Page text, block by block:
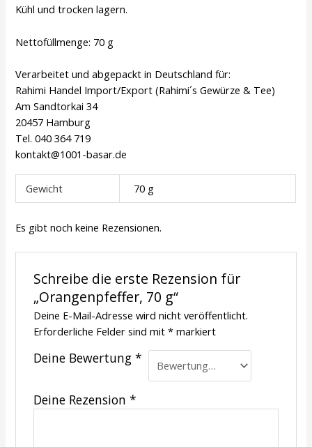
Kühl und trocken lagern.
Nettofüllmenge: 70 g
Verarbeitet und abgepackt in Deutschland für:
Rahimi Handel Import/Export (Rahimi´s Gewürze & Tee)
Am Sandtorkai 34
20457 Hamburg
Tel. 040 364 719
kontakt@1001-basar.de
Gewicht 70 g
Es gibt noch keine Rezensionen.
Schreibe die erste Rezension für
„Orangenpfeffer, 70 g“
Deine E-Mail-Adresse wird nicht veröffentlicht.
Erforderliche Felder sind mit *markiert
Deine Bewertung *
Deine Rezension *